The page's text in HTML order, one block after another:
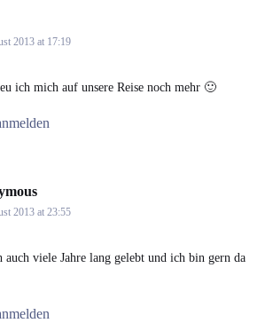
2013 at 17:19
ich mich auf unsere Reise noch mehr 🙂
2013 at 23:55
auch viele Jahre lang gelebt und ich bin gern da